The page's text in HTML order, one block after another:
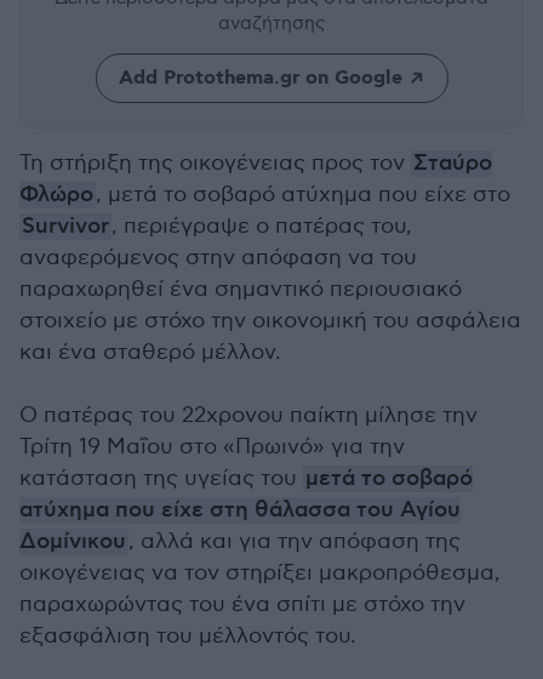
αναζήτησης
Add Protothema.gr on Google
Τη στήριξη της οικογένειας προς τον Σταύρο
Φλώρο, μετά το σοβαρό ατύχημα που είχε στο
Survivor, περιέγραψε ο πατέρας του,
αναφερόμενος στην απόφαση να του
παραχωρηθεί ένα σημαντικό περιουσιακό
στοιχείο με στόχο την οικονομική του ασφάλεια
και ένα σταθερό μέλλον.
Ο πατέρας του 22χρονου παίκτη μίλησε την
Τρίτη 19 Μαΐου στο «Πρωινό» για την
κατάσταση της υγείας του μετά το σοβαρό
ατύχημα που είχε στη θάλασσα του Αγίου
Δομίνικου , αλλά και για την απόφαση της
οικογένειας να τον στηρίξει μακροπρόθεσμα,
παραχωρώντας του ένα σπίτι με στόχο την
εξασφάλιση του μέλλοντός του.